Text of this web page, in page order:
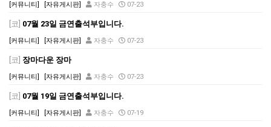
[커뮤니티] [자유게시판] 자충수 07-23
[코] 07월 23일 금연출석부입니다.
[커뮤니티] [자유게시판] 자충수 07-23
[코] 장마다운 장마
[커뮤니티] [자유게시판] 자충수 07-23
[코] 07월 19일 금연출석부입니다.
[커뮤니티] [자유게시판] 자충수 07-19